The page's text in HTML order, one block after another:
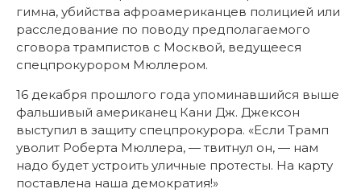
гимна, убийства афроамериканцев полицией или
расследование по поводу предполагаемого
сговора трампистов с Москвой, ведущееся
спецпрокурором Мюллером.
16 декабря прошлого года упоминавшийся выше
фальшивый американец Кани Дж. Джексон
выступил в защиту спецпрокурора. «Если Трамп
уволит Роберта Мюллера, — твитнул он, — нам
надо будет устроить уличные протесты. На карту
поставлена наша демократия!»